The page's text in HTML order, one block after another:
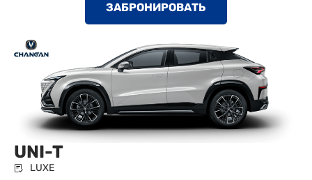
ЗАБРОНИРОВАТЬ
UNI-T
LUXE